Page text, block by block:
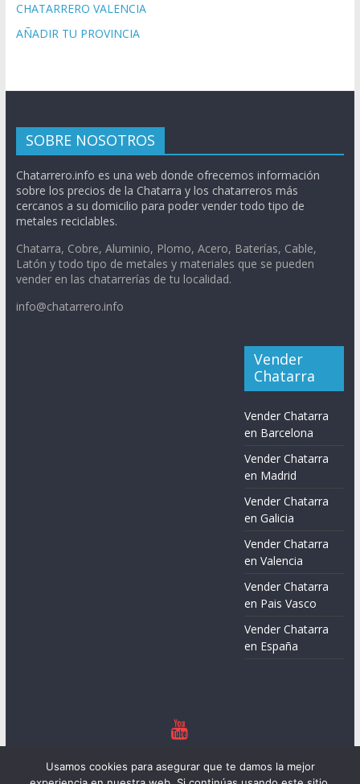
CHATARRERO VALENCIA
AÑADIR TU PROVINCIA
SOBRE NOSOTROS
Chatarrero.info es una web donde ofrecemos información
sobre los precios de la Chatarra y los chatarreros más
cercanos a su domicilio para poder vender todo tipo de
metales reciclables.
Chatarra, Cobre, Aluminio, Plomo, Acero, Baterías, Cable,
Latón y todo tipo de metales y materiales que se pueden
vender en las chatarrerías de tu localidad.
info@chatarrero.info
Vender
Chatarra
Vender Chatarra
en Barcelona
Vender Chatarra
en Madrid
Vender Chatarra
en Galicia
Vender Chatarra
en Valencia
Vender Chatarra
en Pais Vasco
Vender Chatarra
en España
derechos reservados.
Usamos cookies para asegurar que te damos la mejor